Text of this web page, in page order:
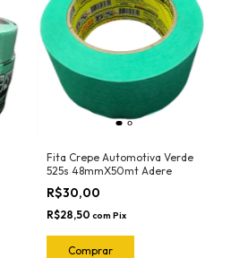
Fita Crepe Automotiva Verde
525s 48mmX50mt Adere
R$30,00
R$28,50 com Pix